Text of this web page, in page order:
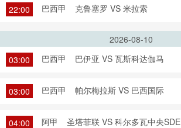
22:00 巴西甲 克鲁塞罗 VS 米拉索
2026-08-10
03:00
巴西甲 巴伊亚 VS 瓦斯科达伽马
03:00 巴西甲 帕尔梅拉斯 VS 巴西国际
04:00 阿甲 圣塔菲联 VS 科尔多瓦中央SDE